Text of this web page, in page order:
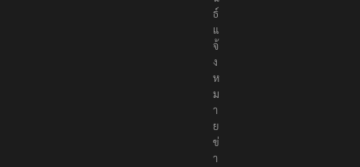
ธ์
แ
จ้
ง
ห
ม
า
ย
ข่
า